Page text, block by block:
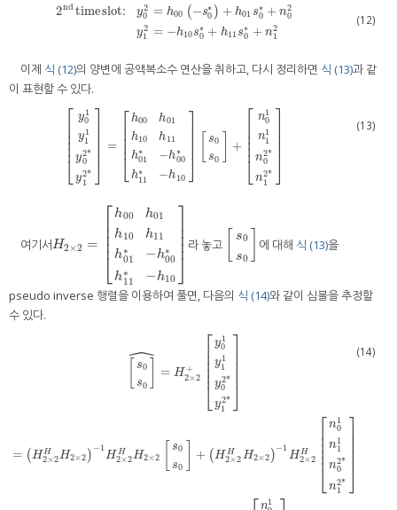
2nd timeslot: y2
0 = h00 (−s∗
0 ) + h01s∗
0 + n2
0
y2
1 = −h10s∗
0 + h11s∗
0 + n2
1
2=h s0 *) 01 n0 2y −h s0 *+
(12)
이제 식 (12)의 양변에 공액복소수 연산을 취하고, 다시 정리하면 식 (13)과 같
이 표현할 수 있다.
⎡
⎣
⎢⎢⎢⎢⎢
y1
0
y1
1
y2*
0
y2*
1
⎤
⎦
⎥⎥⎥⎥⎥ =
⎡
⎣
⎢⎢⎢⎢
h00
h10
h∗
01
h∗
11
h01
h11
−h∗
00
−h10
⎤
⎦
⎥⎥⎥⎥ s0
s0
+
⎡
⎣
⎢⎢⎢⎢⎢
n1
0
n1
1
n2*
0
n2*
1
⎤
⎦
⎥⎥⎥⎥⎥
[y 01y 11 y02 * 1 2* h00 10 11h 01 −h 00
(13)
여기서H2×2 =
⎡
⎣
⎢⎢⎢⎢
h00
h10
h∗
01
h∗
11
h01
h11
−h∗
00
−h10
⎤
⎦
⎥⎥⎥⎥
H2×2= [h00 h 01h 11 01 *−h00* 11* h10]
라 놓고
s0
s0
0s 에 대해 식 (13)을
pseudo inverse 행렬을 이용하여 풀면, 다음의 식 (14)와 같이 심볼을 추정할
수 있다.
s0
s0
ˆ = H +
2×2
⎡
⎣
⎢⎢⎢⎢⎢
y1
0
y1
1
y2*
0
y2*
1
⎤
⎦
⎥⎥⎥⎥⎥
= ( H H
2×2 H2×2 ) −1
H H
2×2 H2×2
s0
s0
+ (H H
2×2 H2×2 )−1
H H
2×2
⎡
⎣
⎢⎢⎢⎢⎢
n1
0
n1
1
n2*
0
n2*
1
⎤
⎦
⎥⎥⎥⎥⎥
n1
s0 s0]^=H2×2+[y 1y11y02*y1 ]=( ×2 HH2×2)−1H2× HH2×2 s s0] +
(14)